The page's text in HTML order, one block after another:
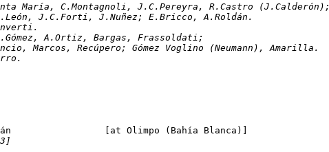
I.Santa María, C.Montagnoli, J.C.Pereyra, R.Castro (J.Calderón);
H.León, J.C.Forti, J.Nuñez; E.Bricco, A.Roldán.
Petrocelli; J.Gómez, A.Ortiz, Bargas, Frassoldati;
Marcos, Recúpero; Gómez Voglino (Neumann), Amarilla.
Sporting (Punta Alta)	1-2	Huracán			[at Olimpo (Bahía Blanca)]